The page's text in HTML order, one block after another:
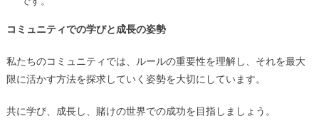
コミュニティでの学びと成長の姿勢
私たちのコミュニティでは、ルールの重要性を理解し、それを最大
限に活かす方法を探求していく姿勢を大切にしています。
共に学び、成長し、賭けの世界での成功を目指しましょう。